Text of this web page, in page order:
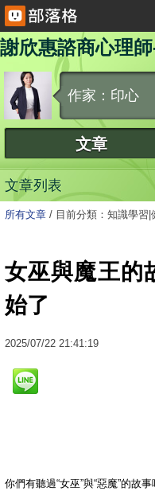
謝欣惠諮商心理
作家：印心
文章
文章列表
所有文章 / 目前分類：知識學習|
女巫與魔王的
始了
2025/07/22 21:41:19
你們有聽過“女巫”與“惡魔”的故事